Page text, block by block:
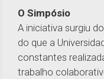
O Simpósio
A iniciativa surgiu
do que a
constantes
trabalho